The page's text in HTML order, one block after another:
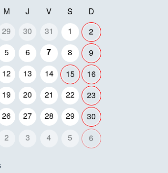
M J V S
D
29 30 31 1
2
5 6 7 8
9
12 13 14 15
16
19 20 21 22
23
26 27 28 29
30
2 3 4 5 6